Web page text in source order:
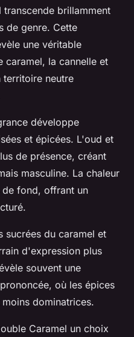
transcende brillamment
de genre. Cette
une véritable
caramel, la cannelle et
territoire neutre
développe
et épicées. L'oud et
de présence, créant
masculine. La chaleur
de fond, offrant un
sucrées du caramel et
d'expression plus
souvent une
où les épices
dominatrices.
Caramel un choix